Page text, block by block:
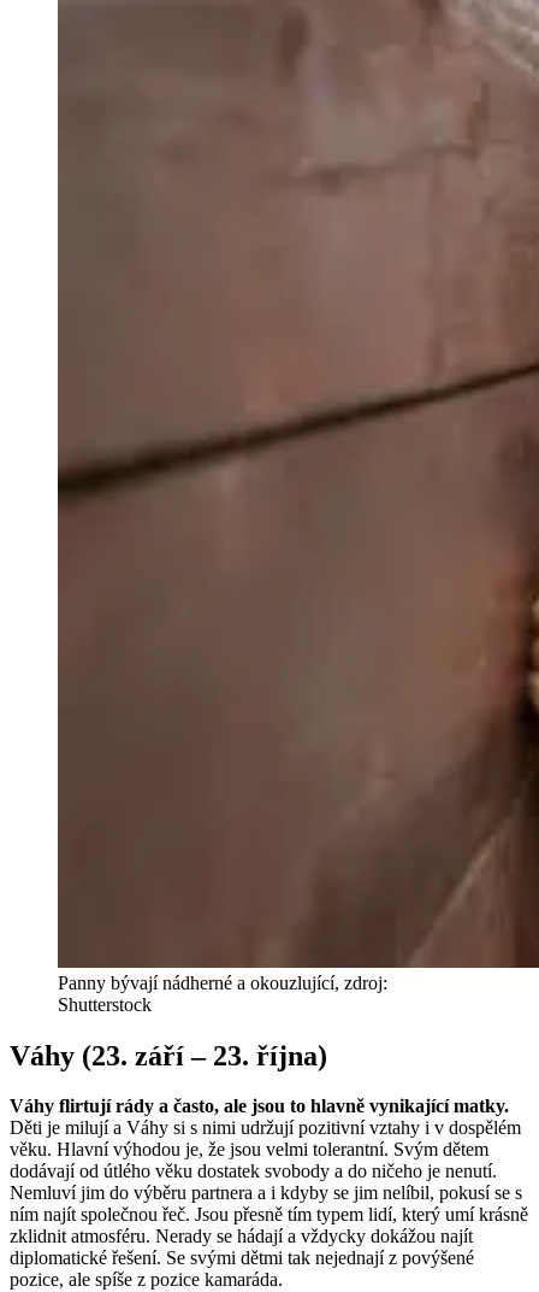
Panny bývají nádherné a okouzlující, zdroj:
Shutterstock
Váhy (23. září – 23. října)
Váhy flirtují rády a často, ale jsou to hlavně vynikající matky.
Děti je milují a Váhy si s nimi udržují pozitivní vztahy i v dospělém
věku. Hlavní výhodou je, že jsou velmi tolerantní. Svým dětem
dodávají od útlého věku dostatek svobody a do ničeho je nenutí.
Nemluví jim do výběru partnera a i kdyby se jim nelíbil, pokusí se s
ním najít společnou řeč. Jsou přesně tím typem lidí, který umí krásně
zklidnit atmosféru. Nerady se hádají a vždycky dokážou najít
diplomatické řešení. Se svými dětmi tak nejednají z povýšené
pozice, ale spíše z pozice kamaráda.